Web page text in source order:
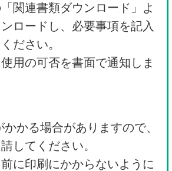
関連書類ダウンロード」よ
ロードし、必要事項を記入
ださい。
用の可否を書面で通知しま
かる場合がありますので、
してください。
に印刷にかからないように